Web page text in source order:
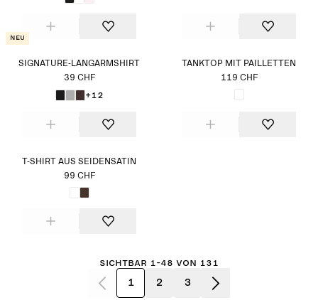
Neu
SIGNATURE-LANGARMSHIRT
39 CHF
+12
TANKTOP MIT PAILLETTEN
119 CHF
T-SHIRT AUS SEIDENSATIN
99 CHF
Sichtbar 1-48 von 131
1 2 3